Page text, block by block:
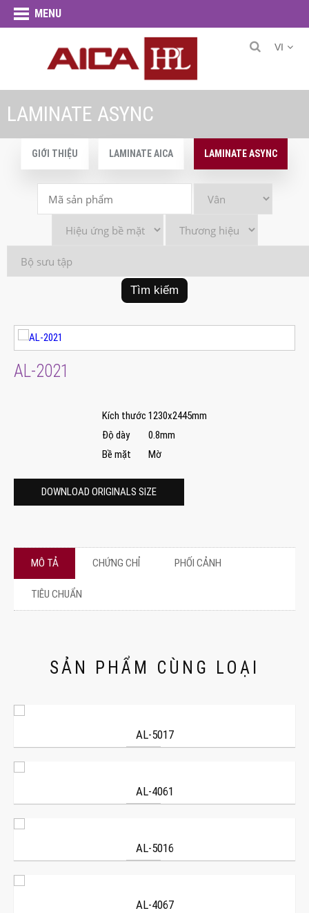
MENU
VI
LAMINATE ASYNC
GIỚI THIỆU LAMINATE AICA LAMINATE ASYNC
Tìm kiếm
AL-2021
Kích thước 1230x2445mm
Độ dày
0.8mm
Bề mặt
Mờ
DOWNLOAD ORIGINALS SIZE
MÔ TẢ CHỨNG CHỈ PHỐI CẢNH
TIÊU CHUẨN
SẢN PHẨM CÙNG LOẠI
AL-5017
AL-4061
AL-5016
AL-4067